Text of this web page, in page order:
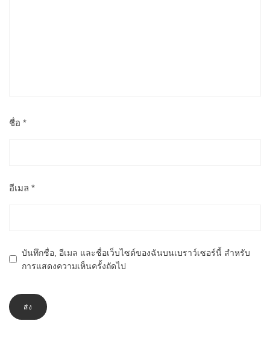
ชื่อ *
อีเมล *
บันทึกชื่อ, อีเมล และชื่อเว็บไซต์ของฉันบนเบราว์เซอร์นี้ สำหรับ
การแสดงความเห็นครั้งถัดไป